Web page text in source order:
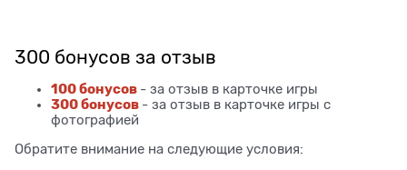
300 бонусов за отзыв
100 бонусов - за отзыв в карточке игры
300 бонусов - за отзыв в карточке игры с
фотографией
Обратите внимание на следующие условия: